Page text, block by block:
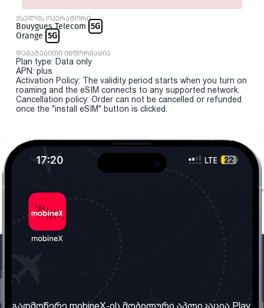
ქსელის ოპერატორი
Bouygues Telecom 5G
Orange 5G
დამატებითი ინფორმაცია
Plan type: Data only
APN: plus
Activation Policy: The validity period starts when you turn on
roaming and the eSIM connects to any supported network.
Cancellation policy: Order can not be cancelled or refunded
once the "install eSIM" button is clicked.
ჩვენ შესახებ წესები და პირობები